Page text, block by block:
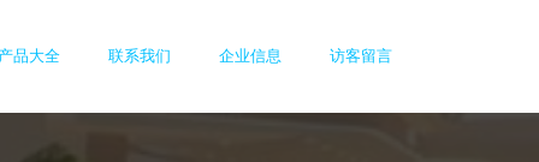
产品大全 联系我们 企业信息 访客留言